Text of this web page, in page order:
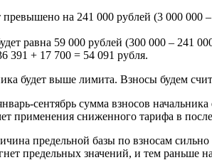
превышено на 241 000 рублей (3 000 000
равна 59 000 рублей (300 000 – 241
391 + 17 700 = 54 091 рубля.
будет выше лимита. Взносы будем
сентябрь сумма взносов
применения сниженного тарифа в
предельной базы по взносам
предельных значений, и тем раньше